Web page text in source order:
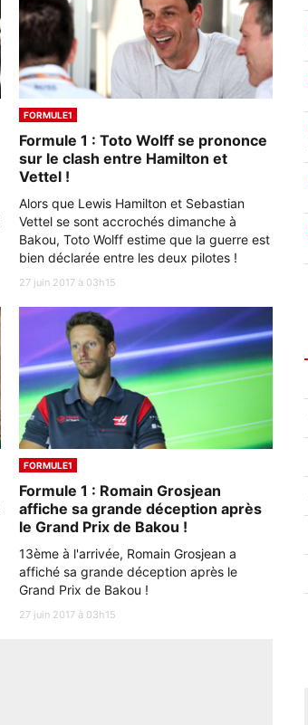
FORMULE1
Formule 1 : Toto Wolff se prononce
sur le clash entre Hamilton et
Vettel !
Alors que Lewis Hamilton et Sebastian
Vettel se sont accrochés dimanche à
Bakou, Toto Wolff estime que la guerre est
bien déclarée entre les deux pilotes !
27 juin 2017 à 03h15
FORMULE1
Formule 1 : Romain Grosjean
affiche sa grande déception après
le Grand Prix de Bakou !
13ème à l'arrivée, Romain Grosjean a
affiché sa grande déception après le
Grand Prix de Bakou !
27 juin 2017 à 03h15